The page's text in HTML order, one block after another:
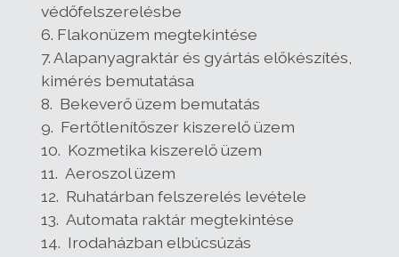
védőfelszerelésbe
6. Flakonüzem megtekintése
7. Alapanyagraktár és gyártás előkészítés,
kimérés bemutatása
8. Bekeverő üzem bemutatás
9. Fertőtlenítőszer kiszerelő üzem
10. Kozmetika kiszerelő üzem
11. Aeroszol üzem
12. Ruhatárban felszerelés levétele
13. Automata raktár megtekintése
14. Irodaházban elbúcsúzás